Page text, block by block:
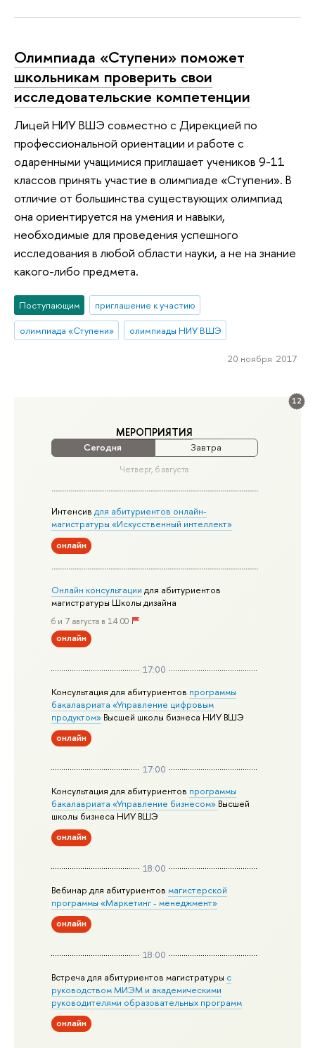
12
МЕРОПРИЯТИЯ
Сегодня Завтра
Четверг, 6 августа
Интенсивдля абитуриентов онлайн-
магистратуры «Искусственный интеллект»
онлайн
Онлайн консультации для абитуриентов
магистратуры Школы дизайна
6 и 7 августа в 14:00
онлайн
17:00
Консультация для абитуриентов программы
бакалавриата «Управление цифровым
продуктом» Высшей школы бизнеса НИУ ВШЭ
онлайн
17:00
Консультация для абитуриентов программы
бакалавриата «Управление бизнесом» Высшей
школы бизнеса НИУ ВШЭ
онлайн
18:00
Вебинар для абитуриентовмагистерской
программы «Маркетинг - менеджмент»
онлайн
18:00
Встреча для абитуриентов магистратуры с
руководством МИЭМ и академическими
руководителями образовательных программ
онлайн
Олимпиада «Ступени» поможет
школьникам проверить свои
исследовательские компетенции
Лицей НИУ ВШЭ совместно с Дирекцией по
профессиональной ориентации и работе с
одаренными учащимися приглашает учеников 9-11
классов принять участие в олимпиаде «Ступени». В
отличие от большинства существующих олимпиад
она ориентируется на умения и навыки,
необходимые для проведения успешного
исследования в любой области науки, а не на знание
какого-либо предмета.
Поступающим
приглашение к участию
олимпиада «Ступени»
олимпиады НИУ ВШЭ
20 ноября 2017